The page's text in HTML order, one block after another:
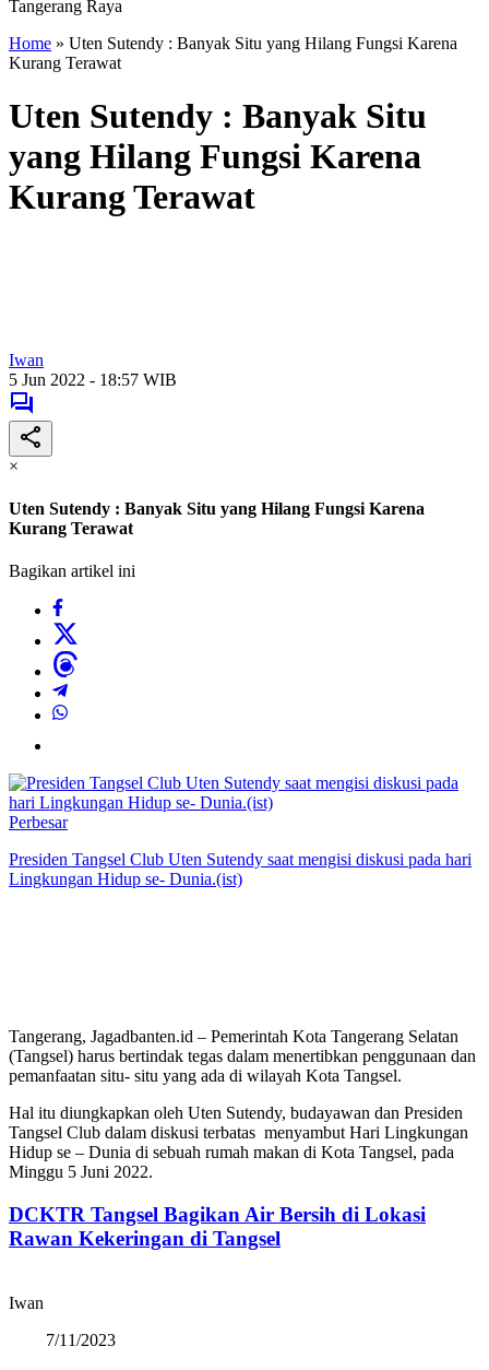
Tangerang Raya
Home » Uten Sutendy : Banyak Situ yang Hilang Fungsi Karena
Kurang Terawat
Uten Sutendy : Banyak Situ
yang Hilang Fungsi Karena
Kurang Terawat
Iwan
5 Jun 2022 - 18:57 WIB
×
Uten Sutendy : Banyak Situ yang Hilang Fungsi Karena
Kurang Terawat
Bagikan artikel ini
Perbesar
Presiden Tangsel Club Uten Sutendy saat mengisi diskusi pada hari
Lingkungan Hidup se- Dunia.(ist)
Tangerang, Jagadbanten.id – Pemerintah Kota Tangerang Selatan
(Tangsel) harus bertindak tegas dalam menertibkan penggunaan dan
pemanfaatan situ- situ yang ada di wilayah Kota Tangsel.
Hal itu diungkapkan oleh Uten Sutendy, budayawan dan Presiden
Tangsel Club dalam diskusi terbatas menyambut Hari Lingkungan
Hidup se – Dunia di sebuah rumah makan di Kota Tangsel, pada
Minggu 5 Juni 2022.
DCKTR Tangsel Bagikan Air Bersih di Lokasi
Rawan Kekeringan di Tangsel
Iwan
7/11/2023